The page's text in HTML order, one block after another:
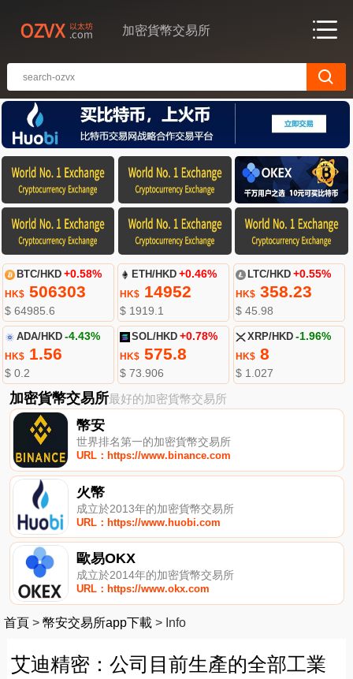
加密貨幣交易所
BTC/HKD +0.58%
HK$506303
$ 64985.6
ETH/HKD +0.46%
HK$ 14952
$ 1919.1
LTC/HKD +0.55%
HK$358.23
$ 45.98
ADA/HKD -4.43%
HK$1.56
$ 0.2
SOL/HKD +0.78%
HK$ 575.8
$ 73.906
XRP/HKD -1.96%
HK$8
$ 1.027
加密貨幣交易所最好的加密貨幣交易所
幣安
世界排名第一的加密貨幣交易所
URL：https://www.binance.com
火幣
成立於2013年的加密貨幣交易所
URL：https://www.huobi.com
歐易OKX
成立於2014年的加密貨幣交易所
URL：https://www.okx.com
首頁 > 幣安交易所app下載 > Info
艾迪精密：公司目前生產的全部工業